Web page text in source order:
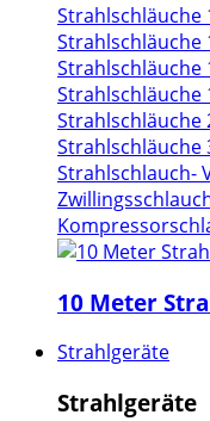
Strahlschläuche
Strahlschläuche
Strahlschläuche
Strahlschläuche
Strahlschläuche
Strahlschläuche
Strahlschlauch-
10 Meter
Strahlgeräte
Strahlgeräte